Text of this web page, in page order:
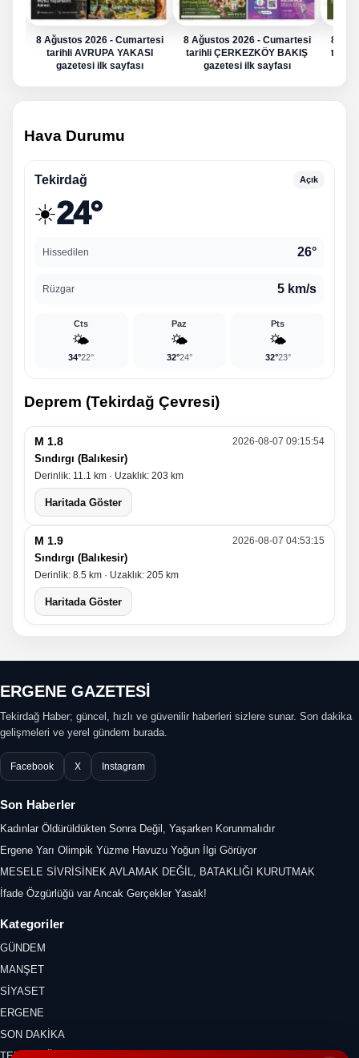
8 Ağustos 2026 - Cumartesi
tarihli AVRUPA YAKASI
gazetesi ilk sayfası
8 Ağustos 2026 - Cumartesi
tarihli ÇERKEZKÖY BAKIŞ
gazetesi ilk sayfası
8
tarihli
Hava Durumu
Tekirdağ Açık
☀️24°
Hissedilen 26°
Rüzgar 5 km/s
Cts
🌤️
34°22°
Paz
🌤️
32°24°
Pts
🌤️
32°23°
Deprem (Tekirdağ Çevresi)
M 1.8 2026-08-07 09:15:54
Sındırgı (Balıkesir)
Derinlik: 11.1 km · Uzaklık: 203 km
Haritada Göster
M 1.9 2026-08-07 04:53:15
Sındırgı (Balıkesir)
Derinlik: 8.5 km · Uzaklık: 205 km
Haritada Göster
ERGENE GAZETESİ
Tekirdağ Haber; güncel, hızlı ve güvenilir haberleri sizlere sunar. Son dakika
gelişmeleri ve yerel gündem burada.
Facebook X Instagram
Son Haberler
Kadınlar Öldürüldükten Sonra Değil, Yaşarken Korunmalıdır
Ergene Yarı Olimpik Yüzme Havuzu Yoğun İlgi Görüyor
MESELE SİVRİSİNEK AVLAMAK DEĞİL, BATAKLIĞI KURUTMAK
İfade Özgürlüğü var Ancak Gerçekler Yasak!
Kategoriler
GÜNDEM
MANŞET
SİYASET
ERGENE
SON DAKİKA